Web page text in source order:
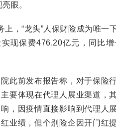
眼。
“龙头”人保财险成为唯一
现保费476.20亿元，同比
前发布报告称，对于保险
要体现在代理人展业渠道，
，因疫情直接影响到代理人
业绩，但个别险企因开门红